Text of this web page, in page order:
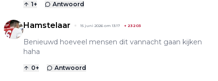
1+ Antwoord
Hamstelaar 15 juni 2026 om 13:17 + 23203
Benieuwd hoeveel mensen dit vannacht gaan kijken
haha
0+ Antwoord